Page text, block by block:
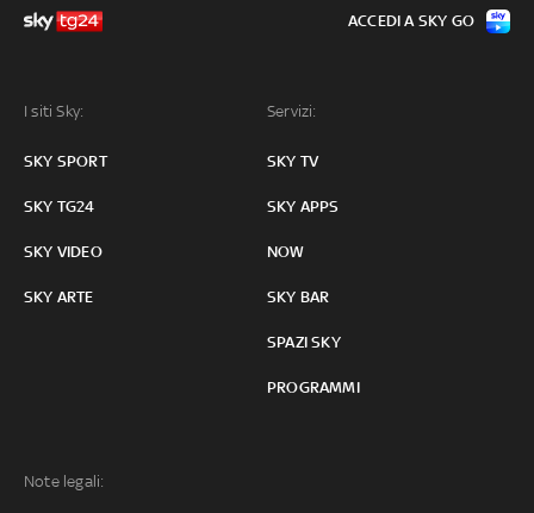
I siti Sky:
SKY SPORT
SKY TG24
SKY VIDEO
SKY ARTE
Servizi:
SKY TV
SKY APPS
NOW
SKY BAR
SPAZI SKY
PROGRAMMI
Note legali:
ACCEDI A SKY GO